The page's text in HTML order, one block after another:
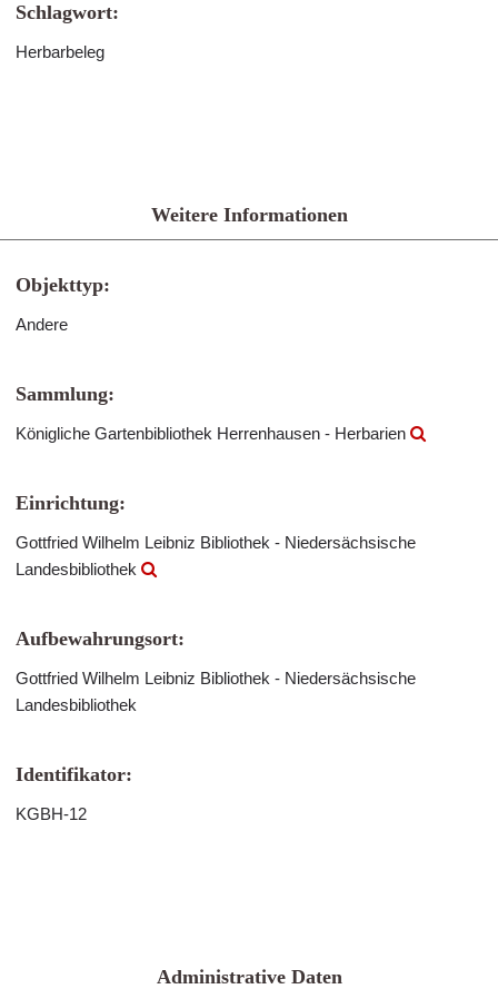
Schlagwort:
Herbarbeleg
Weitere Informationen
Objekttyp:
Andere
Sammlung:
Königliche Gartenbibliothek Herrenhausen - Herbarien
Einrichtung:
Gottfried Wilhelm Leibniz Bibliothek - Niedersächsische
Landesbibliothek
Aufbewahrungsort:
Gottfried Wilhelm Leibniz Bibliothek - Niedersächsische
Landesbibliothek
Identifikator:
KGBH-12
Administrative Daten